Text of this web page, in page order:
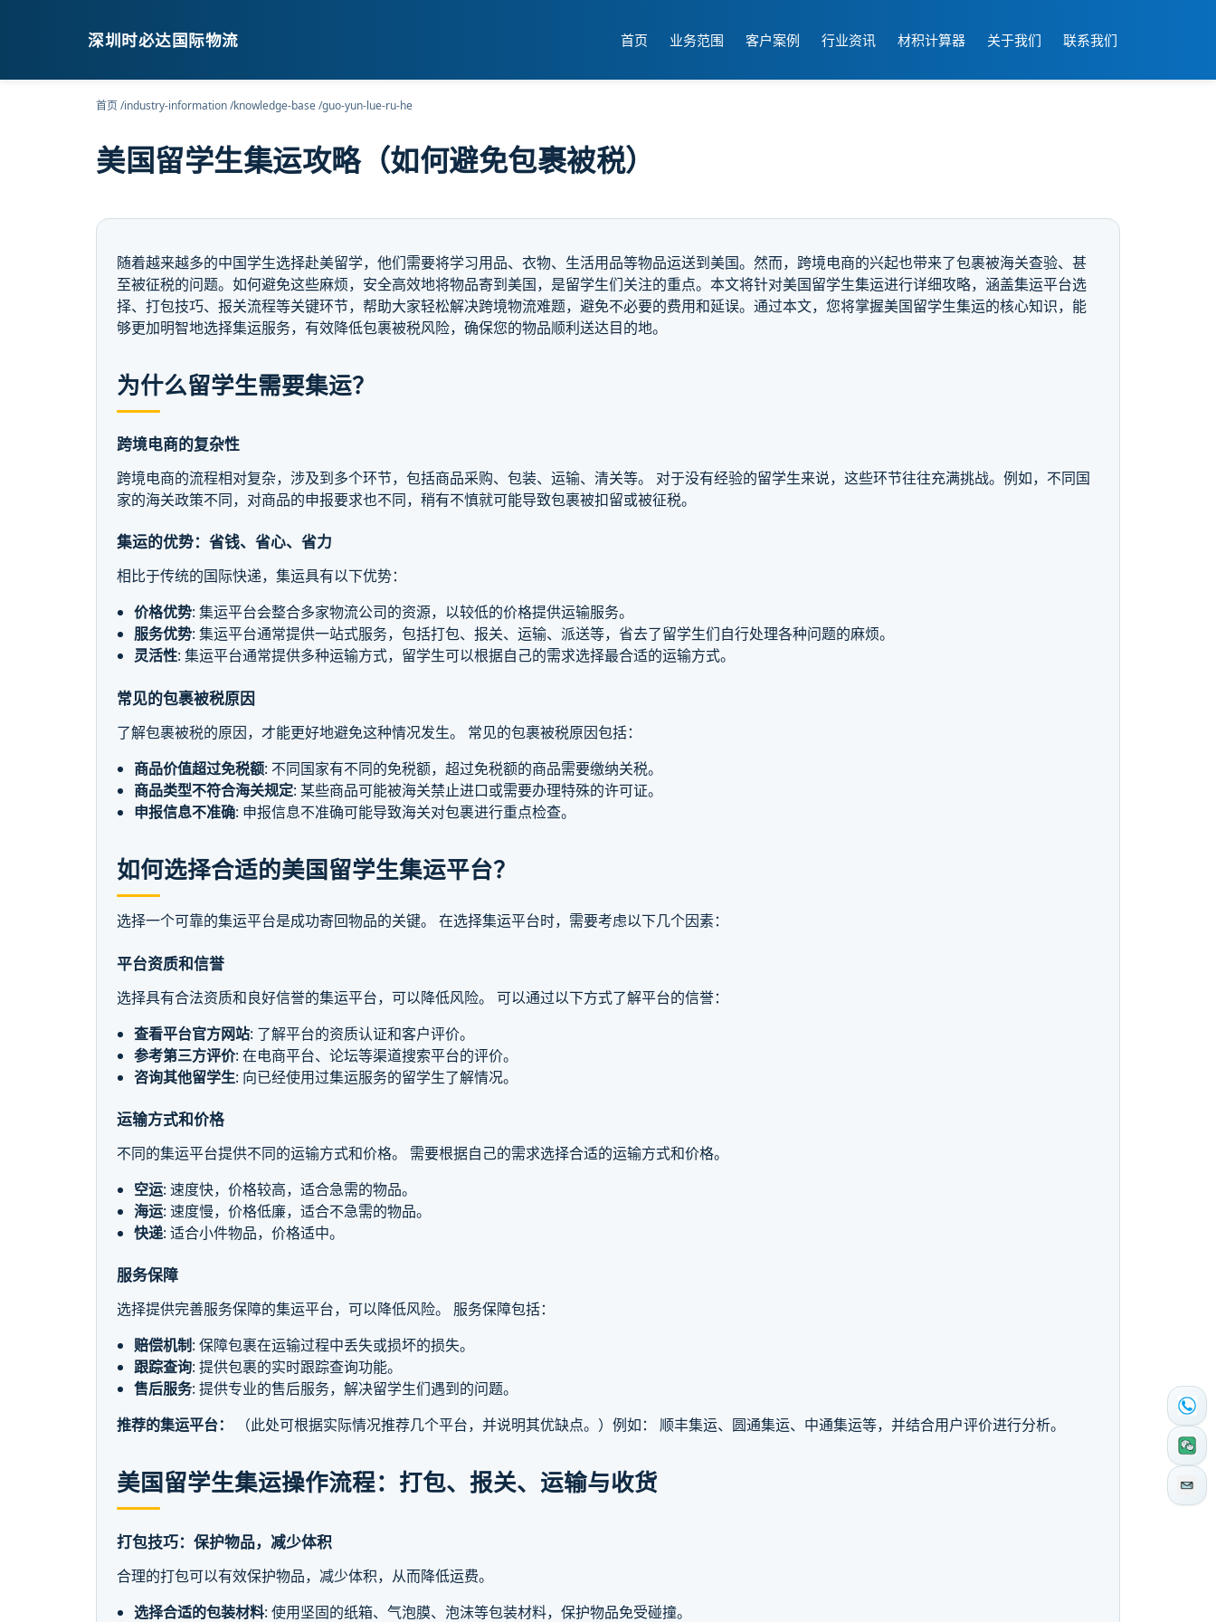
深圳时必达国际物流 首页 业务范围 客户案例 行业资讯 材积计算器 关于我们 联系我们
首页/industry-information/knowledge-base/guo-yun-lue-ru-he
美国留学生集运攻略（如何避免包裹被税）
随着越来越多的中国学生选择赴美留学，他们需要将学习用品、衣物、生活用品等物品运送到美国。然而，跨境电商的兴起也带来了包裹被海关查验、甚
至被征税的问题。如何避免这些麻烦，安全高效地将物品寄到美国，是留学生们关注的重点。本文将针对美国留学生集运进行详细攻略，涵盖集运平台选
择、打包技巧、报关流程等关键环节，帮助大家轻松解决跨境物流难题，避免不必要的费用和延误。通过本文，您将掌握美国留学生集运的核心知识，能
够更加明智地选择集运服务，有效降低包裹被税风险，确保您的物品顺利送达目的地。
为什么留学生需要集运？
跨境电商的复杂性
跨境电商的流程相对复杂，涉及到多个环节，包括商品采购、包装、运输、清关等。 对于没有经验的留学生来说，这些环节往往充满挑战。例如，不同国
家的海关政策不同，对商品的申报要求也不同，稍有不慎就可能导致包裹被扣留或被征税。
集运的优势：省钱、省心、省力
相比于传统的国际快递，集运具有以下优势：
价格优势: 集运平台会整合多家物流公司的资源，以较低的价格提供运输服务。
服务优势: 集运平台通常提供一站式服务，包括打包、报关、运输、派送等，省去了留学生们自行处理各种问题的麻烦。
灵活性: 集运平台通常提供多种运输方式，留学生可以根据自己的需求选择最合适的运输方式。
常见的包裹被税原因
了解包裹被税的原因，才能更好地避免这种情况发生。 常见的包裹被税原因包括：
商品价值超过免税额: 不同国家有不同的免税额，超过免税额的商品需要缴纳关税。
商品类型不符合海关规定: 某些商品可能被海关禁止进口或需要办理特殊的许可证。
申报信息不准确: 申报信息不准确可能导致海关对包裹进行重点检查。
如何选择合适的美国留学生集运平台？
选择一个可靠的集运平台是成功寄回物品的关键。 在选择集运平台时，需要考虑以下几个因素：
平台资质和信誉
选择具有合法资质和良好信誉的集运平台，可以降低风险。 可以通过以下方式了解平台的信誉：
查看平台官方网站: 了解平台的资质认证和客户评价。
参考第三方评价: 在电商平台、论坛等渠道搜索平台的评价。
咨询其他留学生: 向已经使用过集运服务的留学生了解情况。
运输方式和价格
不同的集运平台提供不同的运输方式和价格。 需要根据自己的需求选择合适的运输方式和价格。
空运: 速度快，价格较高，适合急需的物品。
海运: 速度慢，价格低廉，适合不急需的物品。
快递: 适合小件物品，价格适中。
服务保障
选择提供完善服务保障的集运平台，可以降低风险。 服务保障包括：
赔偿机制: 保障包裹在运输过程中丢失或损坏的损失。
跟踪查询: 提供包裹的实时跟踪查询功能。
售后服务: 提供专业的售后服务，解决留学生们遇到的问题。
推荐的集运平台：
（此处可根据实际情况推荐几个平台，并说明其优缺点。）例如： 顺丰集运、圆通集运、中通集运等，并结合用户评价进行分析。
美国留学生集运操作流程：打包、报关、运输与收货
打包技巧：保护物品，减少体积
合理的打包可以有效保护物品，减少体积，从而降低运费。
选择合适的包装材料: 使用坚固的纸箱、气泡膜、泡沫等包装材料，保护物品免受碰撞。